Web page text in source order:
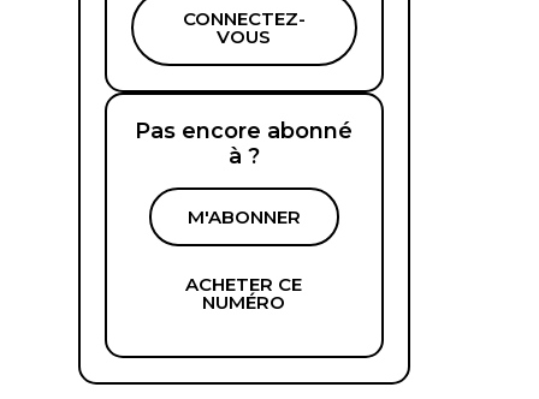
CONNECTEZ-
VOUS
Pas encore abonné
à ?
M'ABONNER
ACHETER CE
NUMÉRO